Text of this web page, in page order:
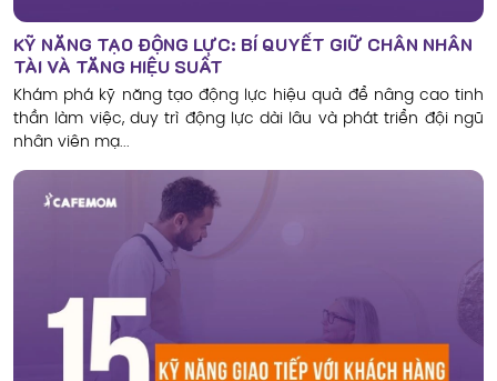
KỸ NĂNG TẠO ĐỘNG LỰC: BÍ QUYẾT GIỮ CHÂN NHÂN
TÀI VÀ TĂNG HIỆU SUẤT
Khám phá kỹ năng tạo động lực hiệu quả để nâng cao tinh
thần làm việc, duy trì động lực dài lâu và phát triển đội ngũ
nhân viên mạ...